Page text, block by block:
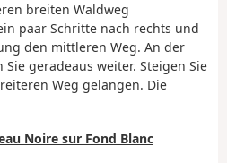
breiten Waldweg
paar Schritte nach rechts und
den mittleren Weg. An der
geradeaus weiter. Steigen Sie
Weg gelangen. Die
Noire sur Fond Blanc